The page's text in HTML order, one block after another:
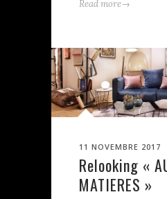
Read more→
11 NOVEMBRE 2017
Relooking «
MATIERES »